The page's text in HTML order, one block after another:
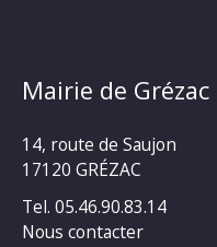
Mairie de Grézac
14, route de Saujon
17120 GRÉZAC
Tel. 05.46.90.83.14
Nous contacter